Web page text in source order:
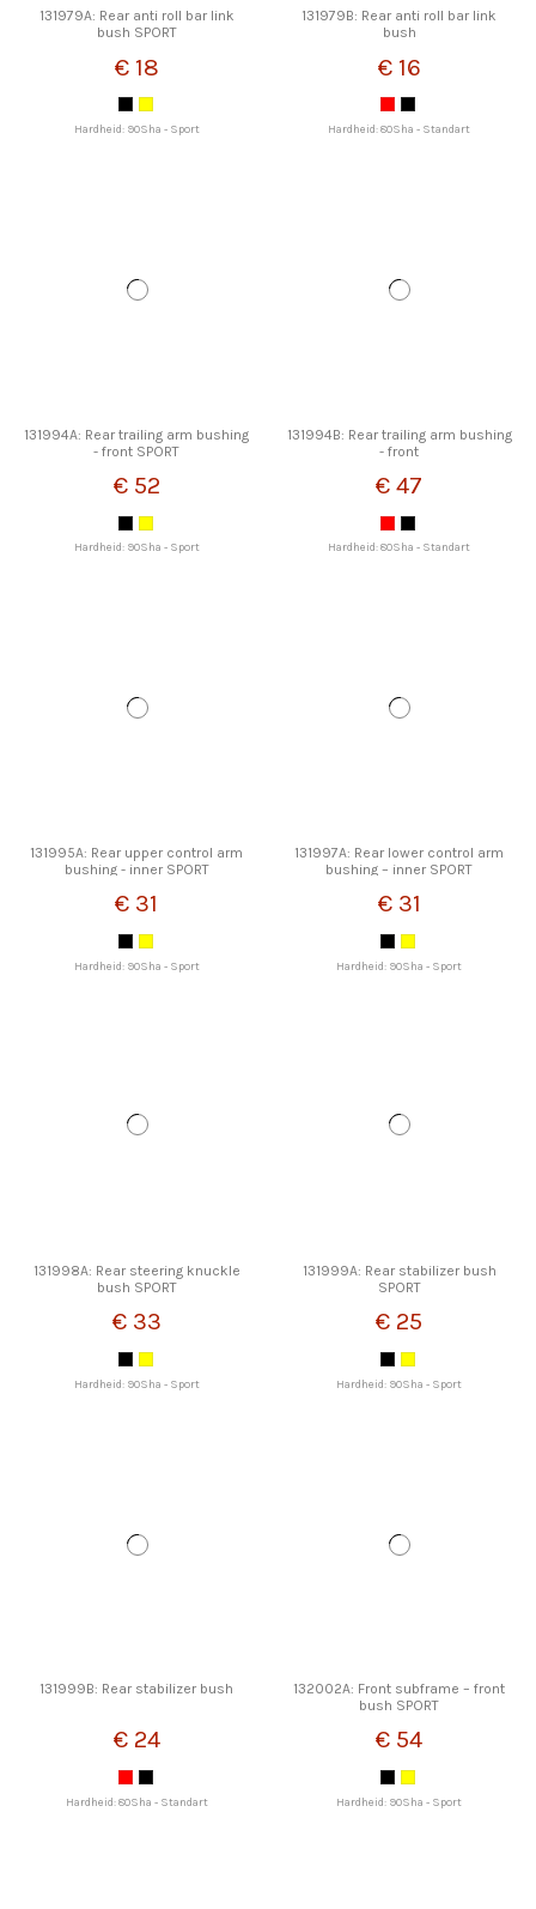
131979A: Rear anti roll bar link
bush SPORT
€ 18
Hardheid: 90Sha - Sport
131979B: Rear anti roll bar link
bush
€ 16
Hardheid: 80Sha - Standart
131994A: Rear trailing arm bushing
- front SPORT
€ 52
Hardheid: 90Sha - Sport
131994B: Rear trailing arm bushing
- front
€ 47
Hardheid: 80Sha - Standart
131995A: Rear upper control arm
bushing - inner SPORT
€ 31
Hardheid: 90Sha - Sport
131997A: Rear lower control arm
bushing – inner SPORT
€ 31
Hardheid: 90Sha - Sport
131998A: Rear steering knuckle
bush SPORT
€ 33
Hardheid: 90Sha - Sport
131999A: Rear stabilizer bush
SPORT
€ 25
Hardheid: 90Sha - Sport
131999B: Rear stabilizer bush
€ 24
Hardheid: 80Sha - Standart
132002A: Front subframe – front
bush SPORT
€ 54
Hardheid: 90Sha - Sport